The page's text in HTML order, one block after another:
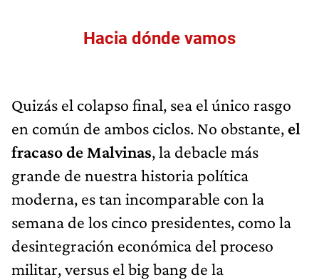
Hacia dónde vamos
Quizás el colapso final, sea el único rasgo
en común de ambos ciclos. No obstante, el
fracaso de Malvinas, la debacle más
grande de nuestra historia política
moderna, es tan incomparable con la
semana de los cinco presidentes, como la
desintegración económica del proceso
militar, versus el big bang de la